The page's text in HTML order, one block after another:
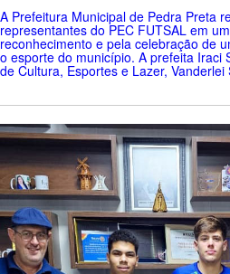
A Prefeitura Municipal de Pedra Preta
representantes do PEC FUTSAL em
reconhecimento e pela celebração de
o esporte do município. A prefeita Iraci
de Cultura, Esportes e Lazer,